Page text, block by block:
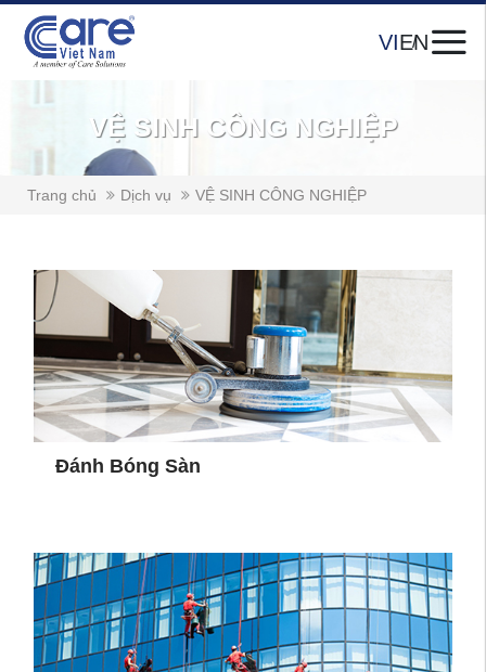
VIEN
VỆ SINH CÔNG NGHIỆP
Trang chủ Dịch vụ VỆ SINH CÔNG NGHIỆP
Đánh Bóng Sàn